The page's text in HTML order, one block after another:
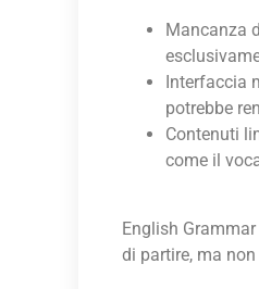
Mancanza
Interfaccia
potrebbe
Contenuti
come il
English
di partire, ma